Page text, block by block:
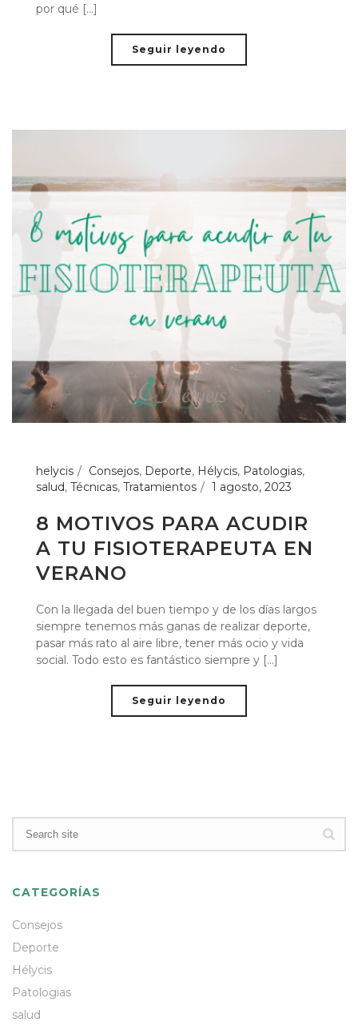
por qué [...]
Seguir leyendo
helycis Consejos, Deporte, Hélycis, Patologias,
salud, Técnicas, Tratamientos 1 agosto, 2023
8 MOTIVOS PARA ACUDIR
A TU FISIOTERAPEUTA EN
VERANO
Con la llegada del buen tiempo y de los días largos
siempre tenemos más ganas de realizar deporte,
pasar más rato al aire libre, tener más ocio y vida
social. Todo esto es fantástico siempre y [...]
Seguir leyendo
CATEGORÍAS
Consejos
Deporte
Hélycis
Patologias
salud